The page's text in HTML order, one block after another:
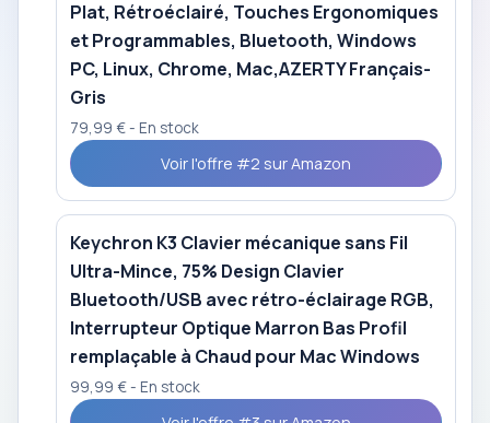
Plat, Rétroéclairé, Touches Ergonomiques
et Programmables, Bluetooth, Windows
PC, Linux, Chrome, Mac,AZERTY Français-
Gris
79,99 € - En stock
Voir l'offre #2 sur Amazon
Keychron K3 Clavier mécanique sans Fil
Ultra-Mince, 75% Design Clavier
Bluetooth/USB avec rétro-éclairage RGB,
Interrupteur Optique Marron Bas Profil
remplaçable à Chaud pour Mac Windows
99,99 € - En stock